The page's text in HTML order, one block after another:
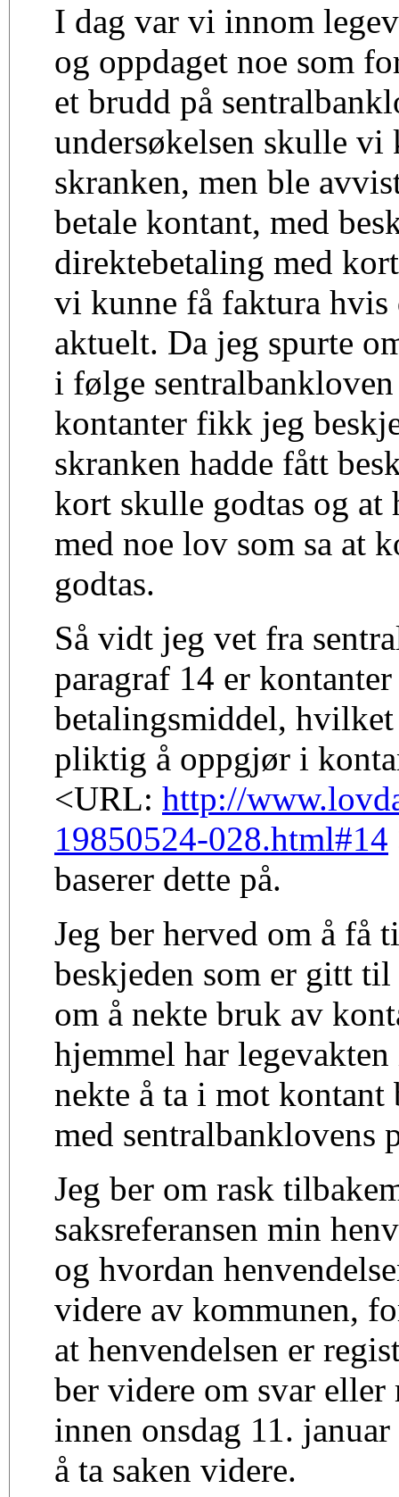
I dag var vi innom
og oppdaget noe som
et brudd på
undersøkelsen skulle
skranken, men ble
betale kontant, med
direktebetaling med
vi kunne få faktura hvis
aktuelt. Da jeg spurte
i følge
kontanter fikk jeg
skranken hadde fått
kort skulle godtas og at
med noe lov som sa at
godtas.
Så vidt jeg vet fra
paragraf 14 er
betalingsmiddel,
pliktig å oppgjør i
<URL: http://
19850524-028.html#14
baserer dette på.
Jeg ber herved om å få
beskjeden som er gitt
om å nekte bruk av
hjemmel har
nekte å ta i mot
med sentralbanklovens
Jeg ber om rask
saksreferansen min
og hvordan
videre av kommunen,
at henvendelsen er
ber videre om svar
innen onsdag 11.
å ta saken videre.